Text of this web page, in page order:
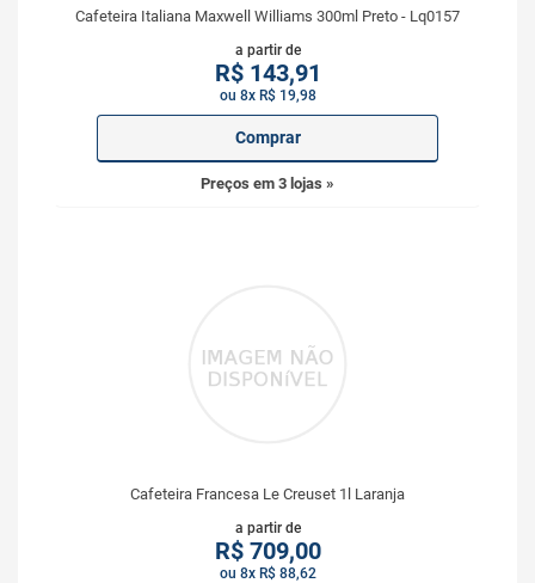
Cafeteira Italiana Maxwell Williams 300ml Preto - Lq0157
a partir de
R$143,91
ou 8x R$ 19,98
Comprar
Preços em 3 lojas »
Cafeteira Francesa Le Creuset 1l Laranja
a partir de
R$709,00
ou 8x R$ 88,62